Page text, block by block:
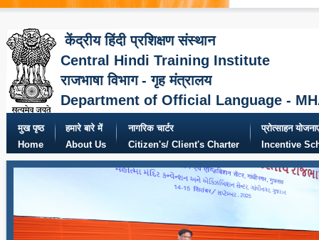
केंद्रीय हिंदी प्रशिक्षण संस्थान
Central Hindi Training Institute
राजभाषा विभाग - गृह मंत्रालय
Department of Official Language -
मुख पृष्ठ
Home
हमारे बारे में
About Us
नागरिक चार्टर
Citizen's/ Client's Charter
प्रोत्साहन
Incentive